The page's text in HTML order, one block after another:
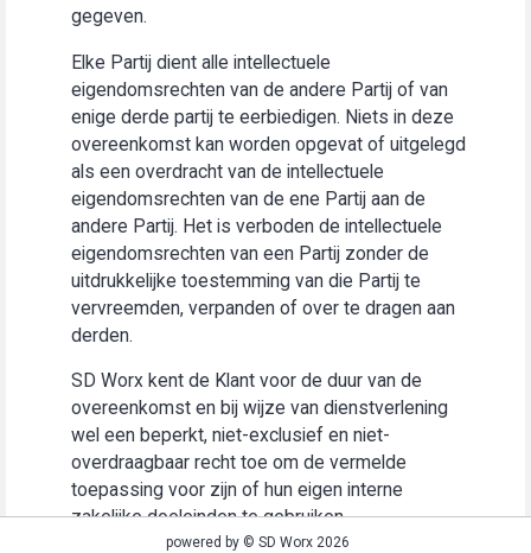
gegeven.
Elke Partij dient alle intellectuele
eigendomsrechten van de andere Partij of van
enige derde partij te eerbiedigen. Niets in deze
overeenkomst kan worden opgevat of uitgelegd
als een overdracht van de intellectuele
eigendomsrechten van de ene Partij aan de
andere Partij. Het is verboden de intellectuele
eigendomsrechten van een Partij zonder de
uitdrukkelijke toestemming van die Partij te
vervreemden, verpanden of over te dragen aan
derden.
SD Worx kent de Klant voor de duur van de
overeenkomst en bij wijze van dienstverlening
wel een beperkt, niet-exclusief en niet-
overdraagbaar recht toe om de vermelde
toepassing voor zijn of hun eigen interne
zakelijke doeleinden te gebruiken
(“Gebruiksrecht”).powered by © SD Worx 2026